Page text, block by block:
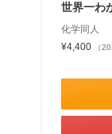
世界一わ
化学同人
¥4,400
（